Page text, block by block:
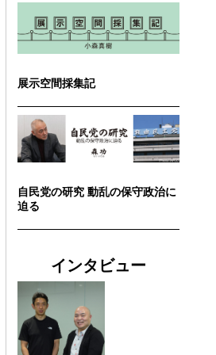
展示空間採集記
自民党の研究 動乱の保守政治に
迫る
インタビュー